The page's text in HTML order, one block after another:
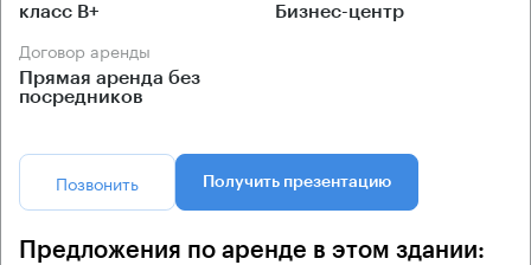
класс B+ Бизнес-центр
Договор аренды
Прямая аренда без
посредников
Позвонить Получить презентацию
Предложения по аренде в этом здании: